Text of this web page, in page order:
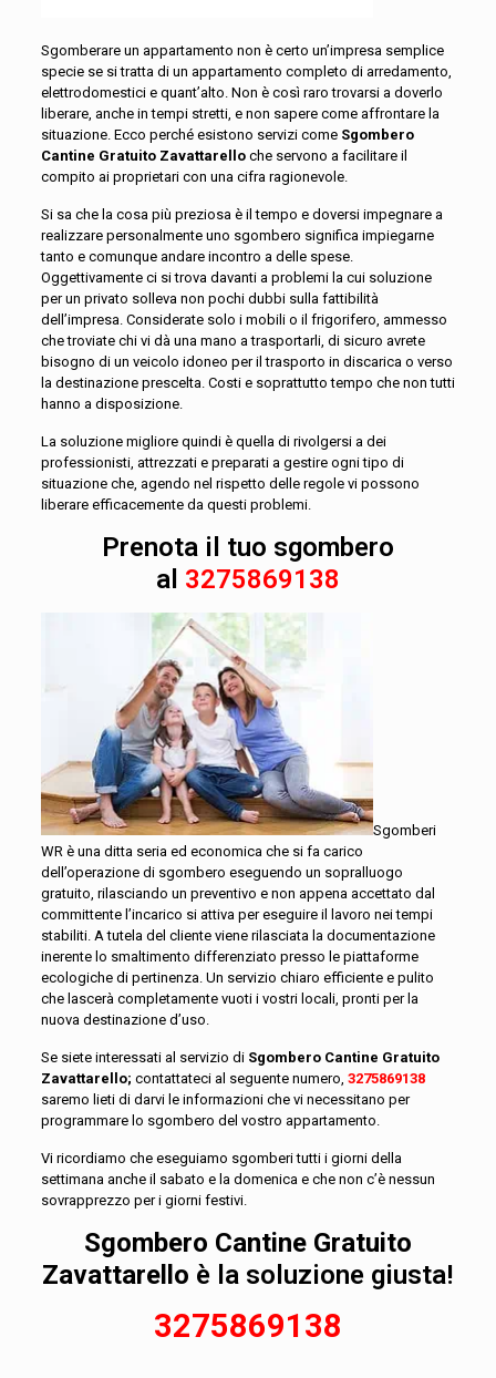
Sgomberare un appartamento non è certo un’impresa semplice
specie se si tratta di un appartamento completo di arredamento,
elettrodomestici e quant’alto. Non è così raro trovarsi a doverlo
liberare, anche in tempi stretti, e non sapere come affrontare la
situazione. Ecco perché esistono servizi come Sgombero
Cantine Gratuito Zavattarello che servono a facilitare il
compito ai proprietari con una cifra ragionevole.
Si sa che la cosa più preziosa è il tempo e doversi impegnare a
realizzare personalmente uno sgombero significa impiegarne
tanto e comunque andare incontro a delle spese.
Oggettivamente ci si trova davanti a problemi la cui soluzione
per un privato solleva non pochi dubbi sulla fattibilità
dell’impresa. Considerate solo i mobili o il frigorifero, ammesso
che troviate chi vi dà una mano a trasportarli, di sicuro avrete
bisogno di un veicolo idoneo per il trasporto in discarica o verso
la destinazione prescelta. Costi e soprattutto tempo che non tutti
hanno a disposizione.
La soluzione migliore quindi è quella di rivolgersi a dei
professionisti, attrezzati e preparati a gestire ogni tipo di
situazione che, agendo nel rispetto delle regole vi possono
liberare efficacemente da questi problemi.
Prenota il tuo sgombero
al 3275869138
Sgomberi
WR è una ditta seria ed economica che si fa carico
dell’operazione di sgombero eseguendo un sopralluogo
gratuito, rilasciando un preventivo e non appena accettato dal
committente l’incarico si attiva per eseguire il lavoro nei tempi
stabiliti. A tutela del cliente viene rilasciata la documentazione
inerente lo smaltimento differenziato presso le piattaforme
ecologiche di pertinenza. Un servizio chiaro efficiente e pulito
che lascerà completamente vuoti i vostri locali, pronti per la
nuova destinazione d’uso.
Se siete interessati al servizio di Sgombero Cantine Gratuito
Zavattarello; contattateci al seguente numero, 3275869138
saremo lieti di darvi le informazioni che vi necessitano per
programmare lo sgombero del vostro appartamento.
Vi ricordiamo che eseguiamo sgomberi tutti i giorni della
settimana anche il sabato e la domenica e che non c’è nessun
sovrapprezzo per i giorni festivi.
Sgombero Cantine Gratuito
Zavattarello è la soluzione giusta!
3275869138